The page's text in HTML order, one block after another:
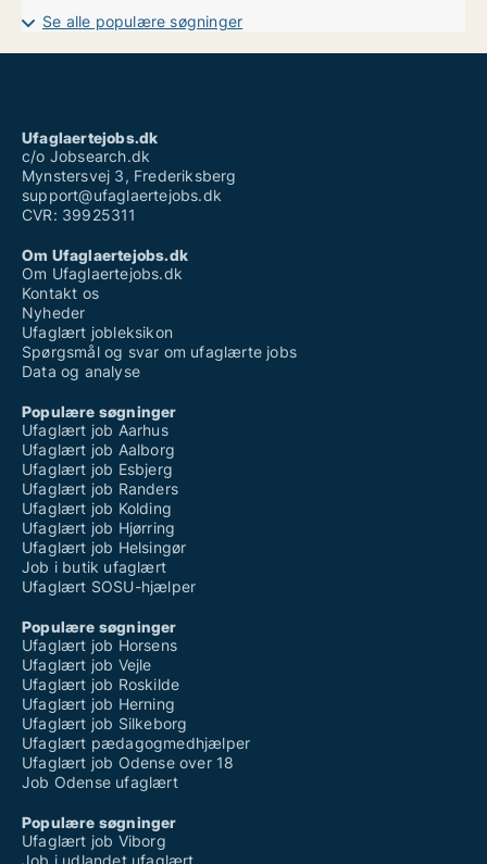
Ufaglært job vesthimmerland
Ufaglært klinikassistent løn
Ufaglært køkkenmedhjælper løn
Vikar hjemmepleje ufaglært
Vikar ufaglært plejehjem
Se alle populære søgninger
Ufaglaertejobs.dk
c/o Jobsearch.dk
Mynstersvej 3, Frederiksberg
support@ufaglaertejobs.dk
CVR: 39925311
Om Ufaglaertejobs.dk
Om Ufaglaertejobs.dk
Kontakt os
Nyheder
Ufaglært jobleksikon
Spørgsmål og svar om ufaglærte jobs
Data og analyse
Populære søgninger
Ufaglært job Aarhus
Ufaglært job Aalborg
Ufaglært job Esbjerg
Ufaglært job Randers
Ufaglært job Kolding
Ufaglært job Hjørring
Ufaglært job Helsingør
Job i butik ufaglært
Ufaglært SOSU-hjælper
Populære søgninger
Ufaglært job Horsens
Ufaglært job Vejle
Ufaglært job Roskilde
Ufaglært job Herning
Ufaglært job Silkeborg
Ufaglært pædagogmedhjælper
Ufaglært job Odense over 18
Job Odense ufaglært
Populære søgninger
Ufaglært job Viborg